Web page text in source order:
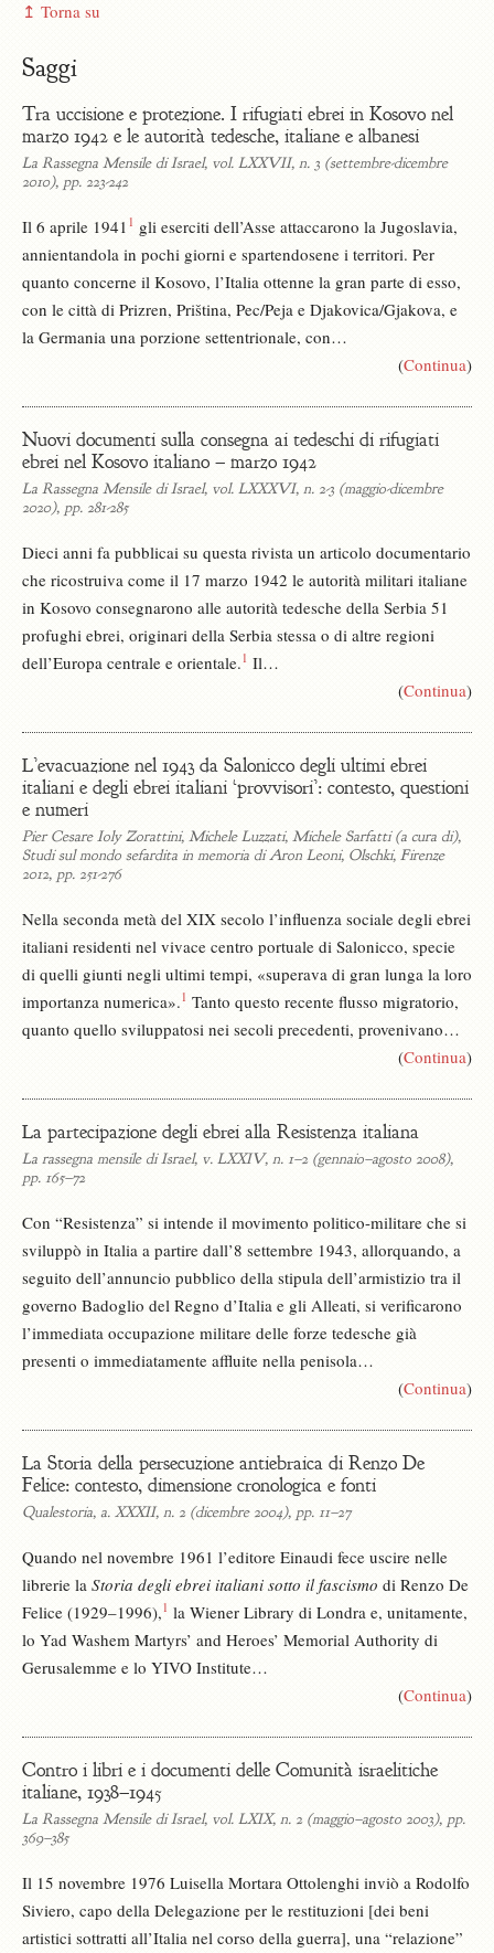
↥ Torna su
Saggi
Tra uccisione e protezione. I rifugiati ebrei in Kosovo nel
marzo 1942 e le autorità tedesche, italiane e albanesi
La Rassegna Mensile di Israel, vol. LXXVII, n. 3 (settembre-dicembre
2010), pp. 223-242
Il 6 aprile 1941 1 gli eserciti dell’Asse attaccarono la Jugoslavia,
annientandola in pochi giorni e spartendosene i territori. Per
quanto concerne il Kosovo, l’Italia ottenne la gran parte di esso,
con le città di Prizren, Priština, Pec/Peja e Djakovica/Gjakova, e
la Germania una porzione settentrionale, con…
(Continua)
Nuovi documenti sulla consegna ai tedeschi di rifugiati
ebrei nel Kosovo italiano – marzo 1942
La Rassegna Mensile di Israel, vol. LXXXVI, n. 2-3 (maggio-dicembre
2020), pp. 281-285
Dieci anni fa pubblicai su questa rivista un articolo documentario
che ricostruiva come il 17 marzo 1942 le autorità militari italiane
in Kosovo consegnarono alle autorità tedesche della Serbia 51
profughi ebrei, originari della Serbia stessa o di altre regioni
dell’Europa centrale e orientale.1 Il…
(Continua)
L’evacuazione nel 1943 da Salonicco degli ultimi ebrei
italiani e degli ebrei italiani ‘provvisori’: contesto, questioni
e numeri
Pier Cesare Ioly Zorattini, Michele Luzzati, Michele Sarfatti (a cura di),
Studi sul mondo sefardita in memoria di Aron Leoni, Olschki, Firenze
2012, pp. 251-276
Nella seconda metà del XIX secolo l’influenza sociale degli ebrei
italiani residenti nel vivace centro portuale di Salonicco, specie
di quelli giunti negli ultimi tempi, «superava di gran lunga la loro
importanza numerica».1 Tanto questo recente flusso migratorio,
quanto quello sviluppatosi nei secoli precedenti, provenivano…
(Continua)
La partecipazione degli ebrei alla Resistenza italiana
La rassegna mensile di Israel, v. LXXIV, n. 1–2 (gennaio–agosto 2008),
pp. 165–72
Con “Resistenza” si intende il movimento politico-militare che si
sviluppò in Italia a partire dall’8 settembre 1943, allorquando, a
seguito dell’annuncio pubblico della stipula dell’armistizio tra il
governo Badoglio del Regno d’Italia e gli Alleati, si verificarono
l’immediata occupazione militare delle forze tedesche già
presenti o immediatamente affluite nella penisola…
(Continua)
La Storia della persecuzione antiebraica di Renzo De
Felice: contesto, dimensione cronologica e fonti
Qualestoria, a. XXXII, n. 2 (dicembre 2004), pp. 11–27
Quando nel novembre 1961 l’editore Einaudi fece uscire nelle
librerie la Storia degli ebrei italiani sotto il fascismo di Renzo De
Felice (1929–1996),1 la Wiener Library di Londra e, unitamente,
lo Yad Washem Martyrs’ and Heroes’ Memorial Authority di
Gerusalemme e lo YIVO Institute…
(Continua)
Contro i libri e i documenti delle Comunità israelitiche
italiane, 1938–1945
La Rassegna Mensile di Israel, vol. LXIX, n. 2 (maggio–agosto 2003), pp.
369–385
Il 15 novembre 1976 Luisella Mortara Ottolenghi inviò a Rodolfo
Siviero, capo della Delegazione per le restituzioni [dei beni
artistici sottratti all’Italia nel corso della guerra], una “relazione”